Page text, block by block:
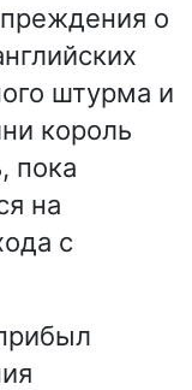
о
штурма и
король
пока
на
с